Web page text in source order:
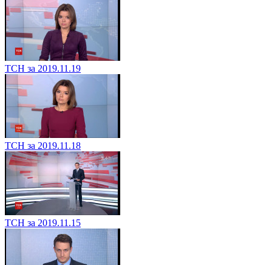
ТСН за 2019.11.19
ТСН за 2019.11.18
ТСН за 2019.11.15